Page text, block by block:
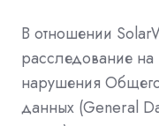
В отношении
расследование
нарушения
данных (General